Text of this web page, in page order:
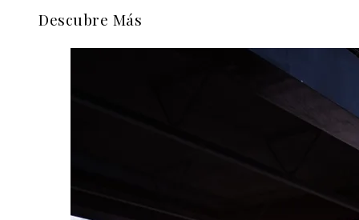
Descubre Más